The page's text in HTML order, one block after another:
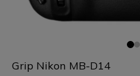
Grip Nikon MB-D14